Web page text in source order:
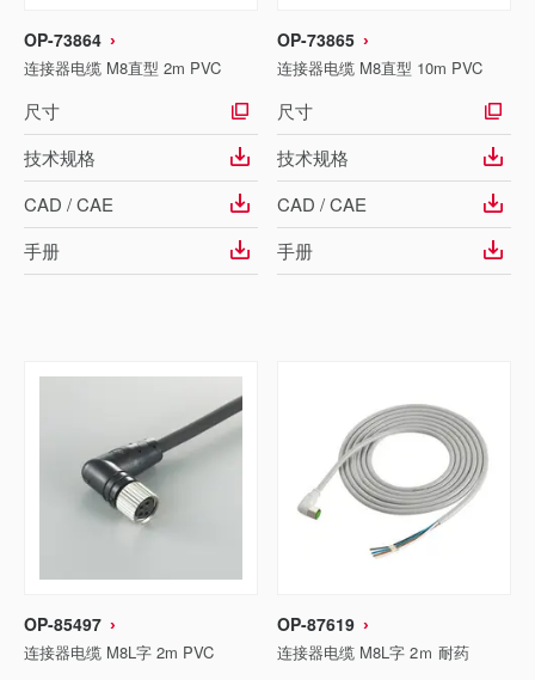
OP-73864
连接器电缆 M8直型 2m PVC
尺寸
技术规格
CAD / CAE
手册
OP-73865
连接器电缆 M8直型 10m PVC
尺寸
技术规格
CAD / CAE
手册
OP-85497
连接器电缆 M8L字 2m PVC
OP-87619
连接器电缆 M8L字 2ｍ 耐药